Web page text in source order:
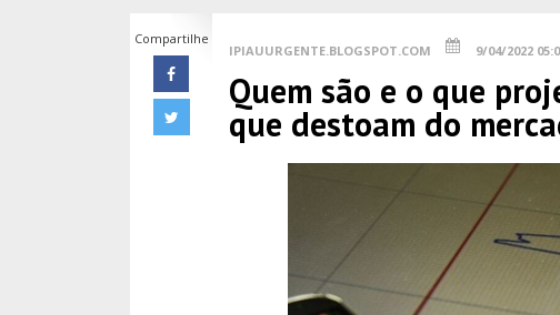
Compartilhe
IPIAUURGENTE.BLOGSPOT.COM 9/04/2022
Quem são e o que
que destoam do